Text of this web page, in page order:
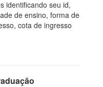
identificando seu id,
de ensino, forma de
cota de ingresso